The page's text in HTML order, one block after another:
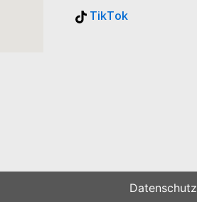
TikTok
Datenschutz